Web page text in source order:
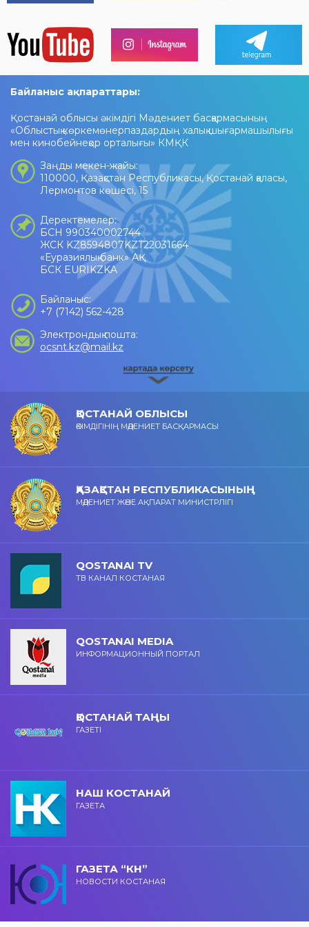
Байланыс ақпараттары:
Қостанай облысы әкімдігі Мәдениет басқармасының
«Облыстық көркемөнерпаздардың халық шығармашылығы
мен кинобейнеқор орталығы» КМҚК
Заңды мекен-жайы:
110000, Қазақстан Республикасы, Қостанай қаласы,
Лермонтов көшесі, 15
Деректемелер:
БСН 990340002744
ЖСК KZ8594807KZT22031664
«Еуразиялық банк» АҚ
БСК EURIKZKA
Байланыс:
+7 (7142) 562-428
Электрондық пошта:
ocsnt.kz@mail.kz
ҚОСТАНАЙ ОБЛЫСЫ
ӘКІМДІГІНІҢ МӘДЕНИЕТ БАСҚАРМАСЫ
ҚАЗАҚСТАН РЕСПУБЛИКАСЫНЫҢ
МӘДЕНИЕТ ЖӘНЕ АҚПАРАТ МИНИСТРЛІГІ
QOSTANAI TV
ТВ КАНАЛ КОСТАНАЯ
QOSTANAI MEDIA
ИНФОРМАЦИОННЫЙ ПОРТАЛ
ҚОСТАНАЙ ТАҢЫ
ГАЗЕТІ
НАШ КОСТАНАЙ
ГАЗЕТА
ГАЗЕТА “КН”
НОВОСТИ КОСТАНАЯ